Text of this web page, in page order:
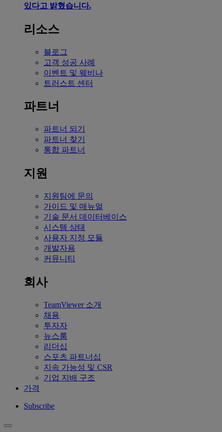
있다고 밝혔습니다.
리소스
블로그
고객 성공 사례
이벤트 및 웨비나
트러스트 센터
파트너
파트너 되기
파트너 찾기
통합 파트너
지원
지원팀에 문의
가이드 및 매뉴얼
기술 문서 데이터베이스
시스템 상태
사용자 지정 모듈
개발자용
커뮤니티
회사
TeamViewer 소개
채용
투자자
뉴스룸
리더십
스포츠 파트너십
지속 가능성 및 CSR
기업 지배 구조
가격
Subscribe